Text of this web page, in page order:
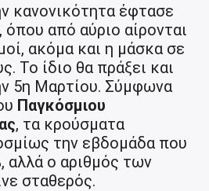
κανονικότητα έφτασε
, όπου από αύριο αίρονται
ακόμα και η μάσκα σε
Το ίδιο θα πράξει και
5η Μαρτίου. Σύμφωνα
Παγκόσμιου
, τα κρούσματα
την εβδομάδα που
αλλά ο αριθμός των
σταθερός.